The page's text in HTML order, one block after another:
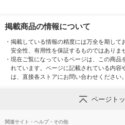
掲載商品の情報について
・ 掲載している情報の精度には万全を期して
安全性、有用性を保証するものではありま
・ 現在ご覧になっているページは、この商品
れています。ページに記載されている内容
は、直接各ストアにお問い合わせください。
ページト
関連サイト・ヘルプ・その他